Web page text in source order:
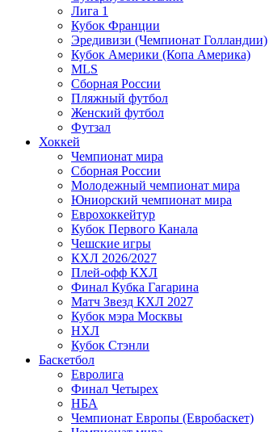
Лига 1
Кубок Франции
Эредивизи (Чемпионат Голландии)
Кубок Америки (Копа Америка)
MLS
Сборная России
Пляжный футбол
Женский футбол
Футзал
Хоккей
Чемпионат мира
Сборная России
Молодежный чемпионат мира
Юниорский чемпионат мира
Еврохоккейтур
Кубок Первого Канала
Чешские игры
КХЛ 2026/2027
Плей-офф КХЛ
Финал Кубка Гагарина
Матч Звезд КХЛ 2027
Кубок мэра Москвы
НХЛ
Кубок Стэнли
Баскетбол
Евролига
Финал Четырех
НБА
Чемпионат Европы (Евробаскет)